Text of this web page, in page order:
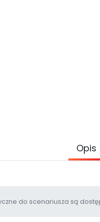
Opis
do scenariusza są